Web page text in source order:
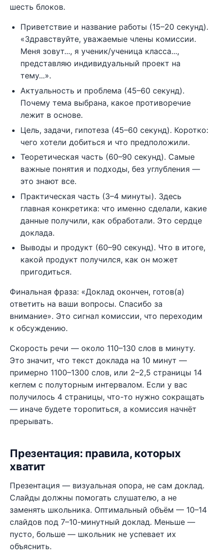
шесть блоков.
Приветствие и название работы (15–20 секунд).
«Здравствуйте, уважаемые члены комиссии.
Меня зовут..., я ученик/ученица класса...,
представляю индивидуальный проект на
тему...».
Актуальность и проблема (45–60 секунд).
Почему тема выбрана, какое противоречие
лежит в основе.
Цель, задачи, гипотеза (45–60 секунд). Коротко:
чего хотели добиться и что предположили.
Теоретическая часть (60–90 секунд). Самые
важные понятия и подходы, без углубления —
это знают все.
Практическая часть (3–4 минуты). Здесь
главная конкретика: что именно сделали, какие
данные получили, как обработали. Это сердце
доклада.
Выводы и продукт (60–90 секунд). Что в итоге,
какой продукт получился, как он может
пригодиться.
Финальная фраза: «Доклад окончен, готов(а)
ответить на ваши вопросы. Спасибо за
внимание». Это сигнал комиссии, что переходим
к обсуждению.
Скорость речи — около 110–130 слов в минуту.
Это значит, что текст доклада на 10 минут —
примерно 1100–1300 слов, или 2–2,5 страницы 14
кеглем с полуторным интервалом. Если у вас
получилось 4 страницы, что-то нужно сокращать
— иначе будете торопиться, а комиссия начнёт
прерывать.
Презентация: правила, которых
хватит
Презентация — визуальная опора, не сам доклад.
Слайды должны помогать слушателю, а не
заменять школьника. Оптимальный объём — 10–14
слайдов под 7–10-минутный доклад. Меньше —
пусто, больше — школьник не успевает их
объяснить.